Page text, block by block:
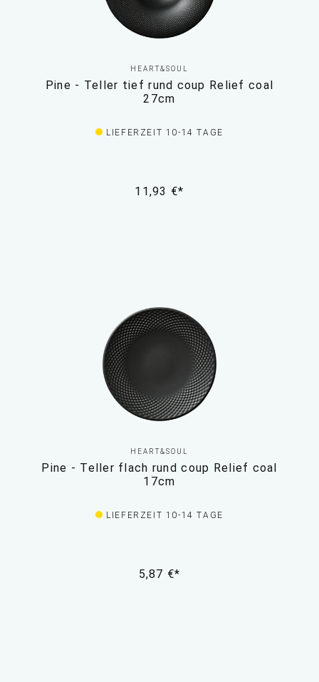
HEART&SOUL
Pine - Teller tief rund coup Relief coal
27cm
LIEFERZEIT 10-14 TAGE
11,93 €*
HEART&SOUL
Pine - Teller flach rund coup Relief coal
17cm
LIEFERZEIT 10-14 TAGE
5,87 €*